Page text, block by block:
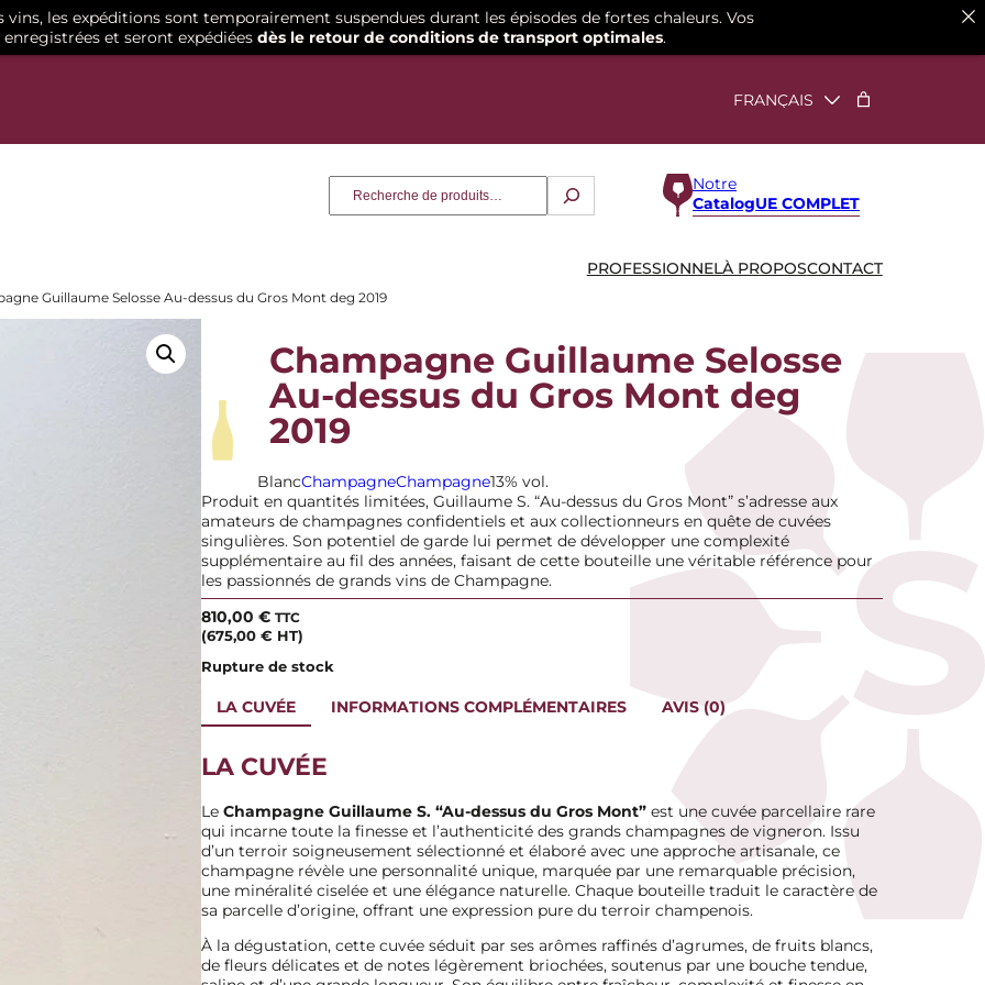
Notre
CatalogUE COMPLET
PROFESSIONNELÀ PROPOSCONTACT
Guillaume Selosse Au-dessus du Gros Mont deg 2019
Champagne Guillaume Selosse
Au-dessus du Gros Mont deg
2019
BlancChampagneChampagne13% vol.
Produit en quantités limitées, Guillaume S. “Au-dessus du Gros Mont” s’adresse aux
amateurs de champagnes confidentiels et aux collectionneurs en quête de cuvées
singulières. Son potentiel de garde lui permet de développer une complexité
supplémentaire au fil des années, faisant de cette bouteille une véritable référence pour
les passionnés de grands vins de Champagne.
810,00 € TTC
(675,00 €HT)
Rupture de stock
LA CUVÉE INFORMATIONS COMPLÉMENTAIRES AVIS (0)
LA CUVÉE
Le Champagne Guillaume S. “Au-dessus du Gros Mont”est une cuvée parcellaire rare
qui incarne toute la finesse et l’authenticité des grands champagnes de vigneron. Issu
d’un terroir soigneusement sélectionné et élaboré avec une approche artisanale, ce
champagne révèle une personnalité unique, marquée par une remarquable précision,
une minéralité ciselée et une élégance naturelle. Chaque bouteille traduit le caractère de
sa parcelle d’origine, offrant une expression pure du terroir champenois.
À la dégustation, cette cuvée séduit par ses arômes raffinés d’agrumes, de fruits blancs,
de fleurs délicates et de notes légèrement briochées, soutenus par une bouche tendue,
les expéditions sont temporairement suspendues durant les épisodes de fortes chaleurs. Vos
et seront expédiées dès le retour de conditions de transport optimales.